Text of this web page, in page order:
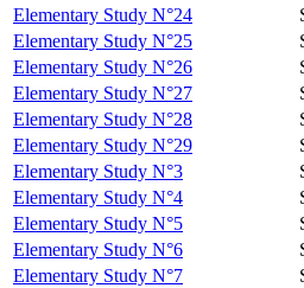
Elementary Study N°24
Elementary Study N°25
Elementary Study N°26
Elementary Study N°27
Elementary Study N°28
Elementary Study N°29
Elementary Study N°3
Elementary Study N°4
Elementary Study N°5
Elementary Study N°6
Elementary Study N°7